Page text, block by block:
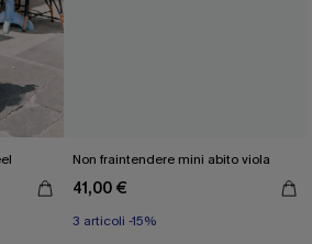
Non fraintendere mini abito viola
41,00 €
3 articoli -15%